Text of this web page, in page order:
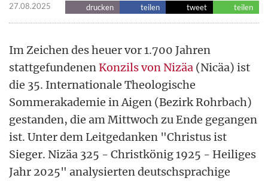
27.08.2025 drucken teilen tweet teilen
Im Zeichen des heuer vor 1.700 Jahren
stattgefundenenKonzils von Nizäa (Nicäa) ist
die 35. Internationale Theologische
Sommerakademie in Aigen (Bezirk Rohrbach)
gestanden, die am Mittwoch zu Ende gegangen
ist. Unter dem Leitgedanken "Christus ist
Sieger. Nizäa 325 - Christkönig 1925 - Heiliges
Jahr 2025" analysierten deutschsprachige